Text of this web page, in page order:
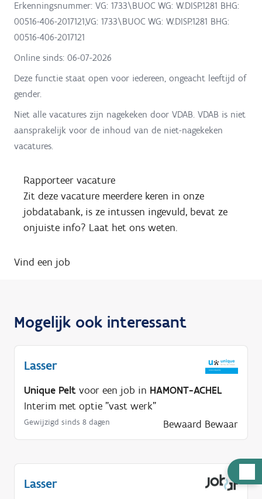
u
Erkenningsnummer: VG: 1733\BUOC WG: W.DISP.1281 BHG:
00516-406-2017121,VG: 1733\BUOC WG: W.DISP.1281 BHG:
00516-406-2017121
Online sinds: 06-07-2026
Deze functie staat open voor iedereen, ongeacht leeftijd of
gender.
Niet alle vacatures zijn nagekeken door VDAB. VDAB is niet
aansprakelijk voor de inhoud van de niet-nagekeken
vacatures.
Rapporteer vacature
Zit deze vacature meerdere keren in onze
jobdatabank, is ze intussen ingevuld, bevat ze
onjuiste info? Laat het ons weten.
Vind een job
Mogelijk ook interessant
Lasser
Unique Pelt voor een job in HAMONT-ACHEL
Interim met optie "vast werk"
Gewijzigd sinds 8 dagen Bewaard Bewaar
Lasser